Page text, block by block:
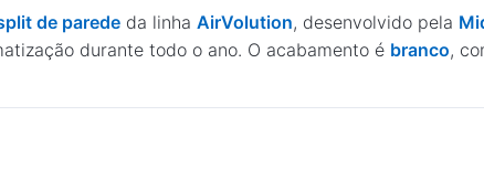
de parede da linha AirVolution, desenvolvido pela
durante todo o ano. O acabamento é branco,